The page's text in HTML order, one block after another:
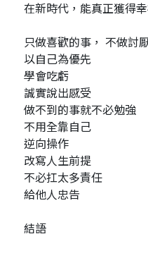
在新時代，能真正獲得
只做喜歡的事， 不做討
以自己為優先
學會吃虧
誠實說出感受
做不到的事就不必勉強
不用全靠自己
逆向操作
改寫人生前提
不必扛太多責任
給他人忠告
結語